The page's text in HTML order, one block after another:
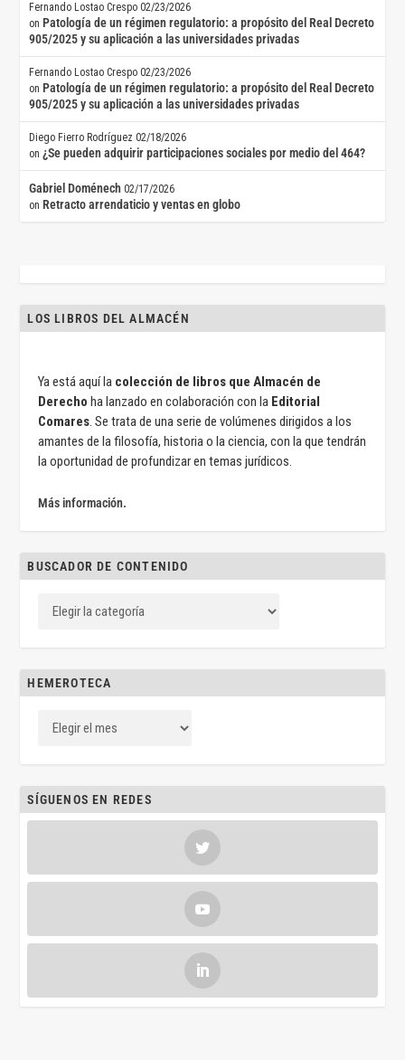
Fernando Lostao Crespo 02/23/2026
on Patología de un régimen regulatorio: a propósito del Real Decreto
905/2025 y su aplicación a las universidades privadas
Fernando Lostao Crespo 02/23/2026
on Patología de un régimen regulatorio: a propósito del Real Decreto
905/2025 y su aplicación a las universidades privadas
Diego Fierro Rodríguez 02/18/2026
on¿Se pueden adquirir participaciones sociales por medio del 464?
Gabriel Doménech 02/17/2026
on Retracto arrendaticio y ventas en globo
LOS LIBROS DEL ALMACÉN
Ya está aquí la colección de libros que Almacén de
Derecho ha lanzado en colaboración con la Editorial
Comares. Se trata de una serie de volúmenes dirigidos a los
amantes de la filosofía, historia o la ciencia, con la que tendrán
la oportunidad de profundizar en temas jurídicos.
Más información.
BUSCADOR DE CONTENIDO
HEMEROTECA
SÍGUENOS EN REDES